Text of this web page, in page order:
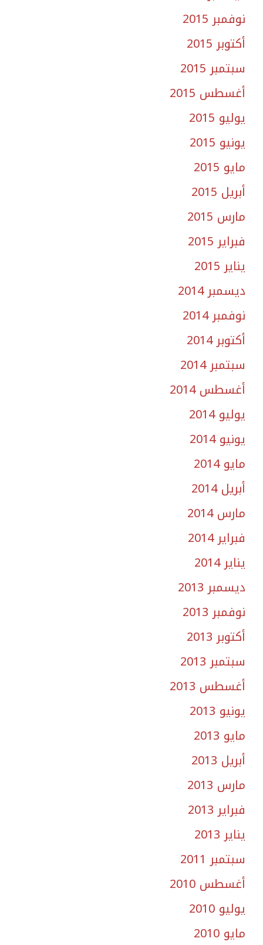
نوفمبر 2015
أكتوبر 2015
سبتمبر 2015
أغسطس 2015
يوليو 2015
يونيو 2015
مايو 2015
أبريل 2015
مارس 2015
فبراير 2015
يناير 2015
ديسمبر 2014
نوفمبر 2014
أكتوبر 2014
سبتمبر 2014
أغسطس 2014
يوليو 2014
يونيو 2014
مايو 2014
أبريل 2014
مارس 2014
فبراير 2014
يناير 2014
ديسمبر 2013
نوفمبر 2013
أكتوبر 2013
سبتمبر 2013
أغسطس 2013
يونيو 2013
مايو 2013
أبريل 2013
مارس 2013
فبراير 2013
يناير 2013
سبتمبر 2011
أغسطس 2010
يوليو 2010
مايو 2010